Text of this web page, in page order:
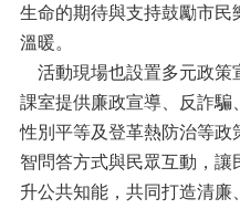
區
及
注
射
疫
苗
接
生命的期待與支持鼓勵市民
溫暖。
活動現場也設置多元政策
課室提供廉政宣導、反詐騙
性別平等及登革熱防治等
智問答方式與民眾互動，
升公共知能，共同打造清廉